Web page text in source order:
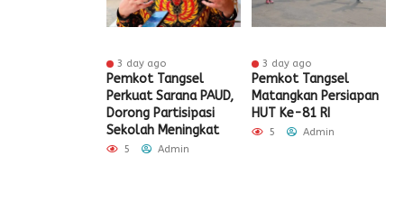
3 day ago
Pemkot Tangsel
Perkuat Sarana PAUD,
Dorong Partisipasi
Sekolah Meningkat
5 Admin
3 day ago
Pemkot Tangsel
Matangkan Persiapan
HUT Ke-81 RI
5 Admin